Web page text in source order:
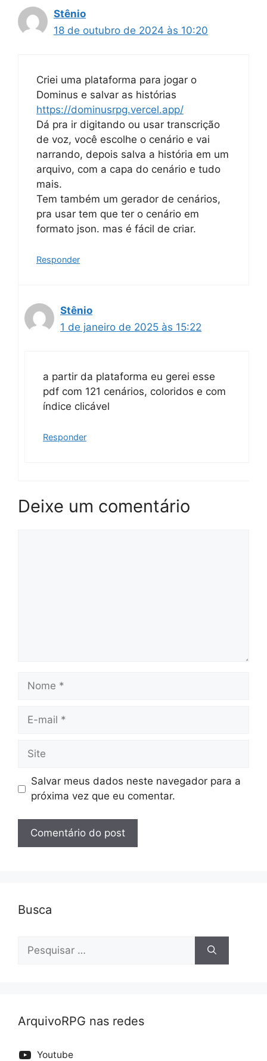
Stênio
18 de outubro de 2024 às 10:20
Criei uma plataforma para jogar o
Dominus e salvar as histórias
https://dominusrpg.vercel.app/
Dá pra ir digitando ou usar transcrição
de voz, você escolhe o cenário e vai
narrando, depois salva a história em um
arquivo, com a capa do cenário e tudo
mais.
Tem também um gerador de cenários,
pra usar tem que ter o cenário em
formato json. mas é fácil de criar.
Responder
Stênio
1 de janeiro de 2025 às 15:22
a partir da plataforma eu gerei esse
pdf com 121 cenários, coloridos e com
índice clicável
Responder
Deixe um comentário
Nome
Site
Salvar meus dados neste navegador para a
próxima vez que eu comentar.
Busca
por:
ArquivoRPG nas redes
Youtube